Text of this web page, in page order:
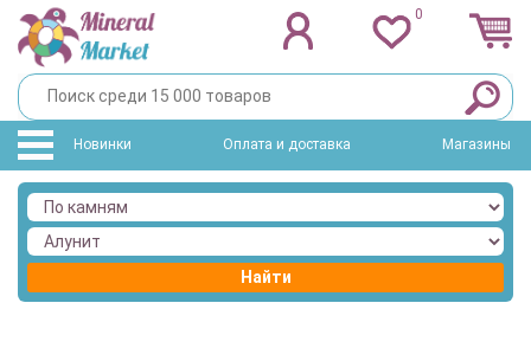
0
Новинки Оплата и доставка Магазины
Найти